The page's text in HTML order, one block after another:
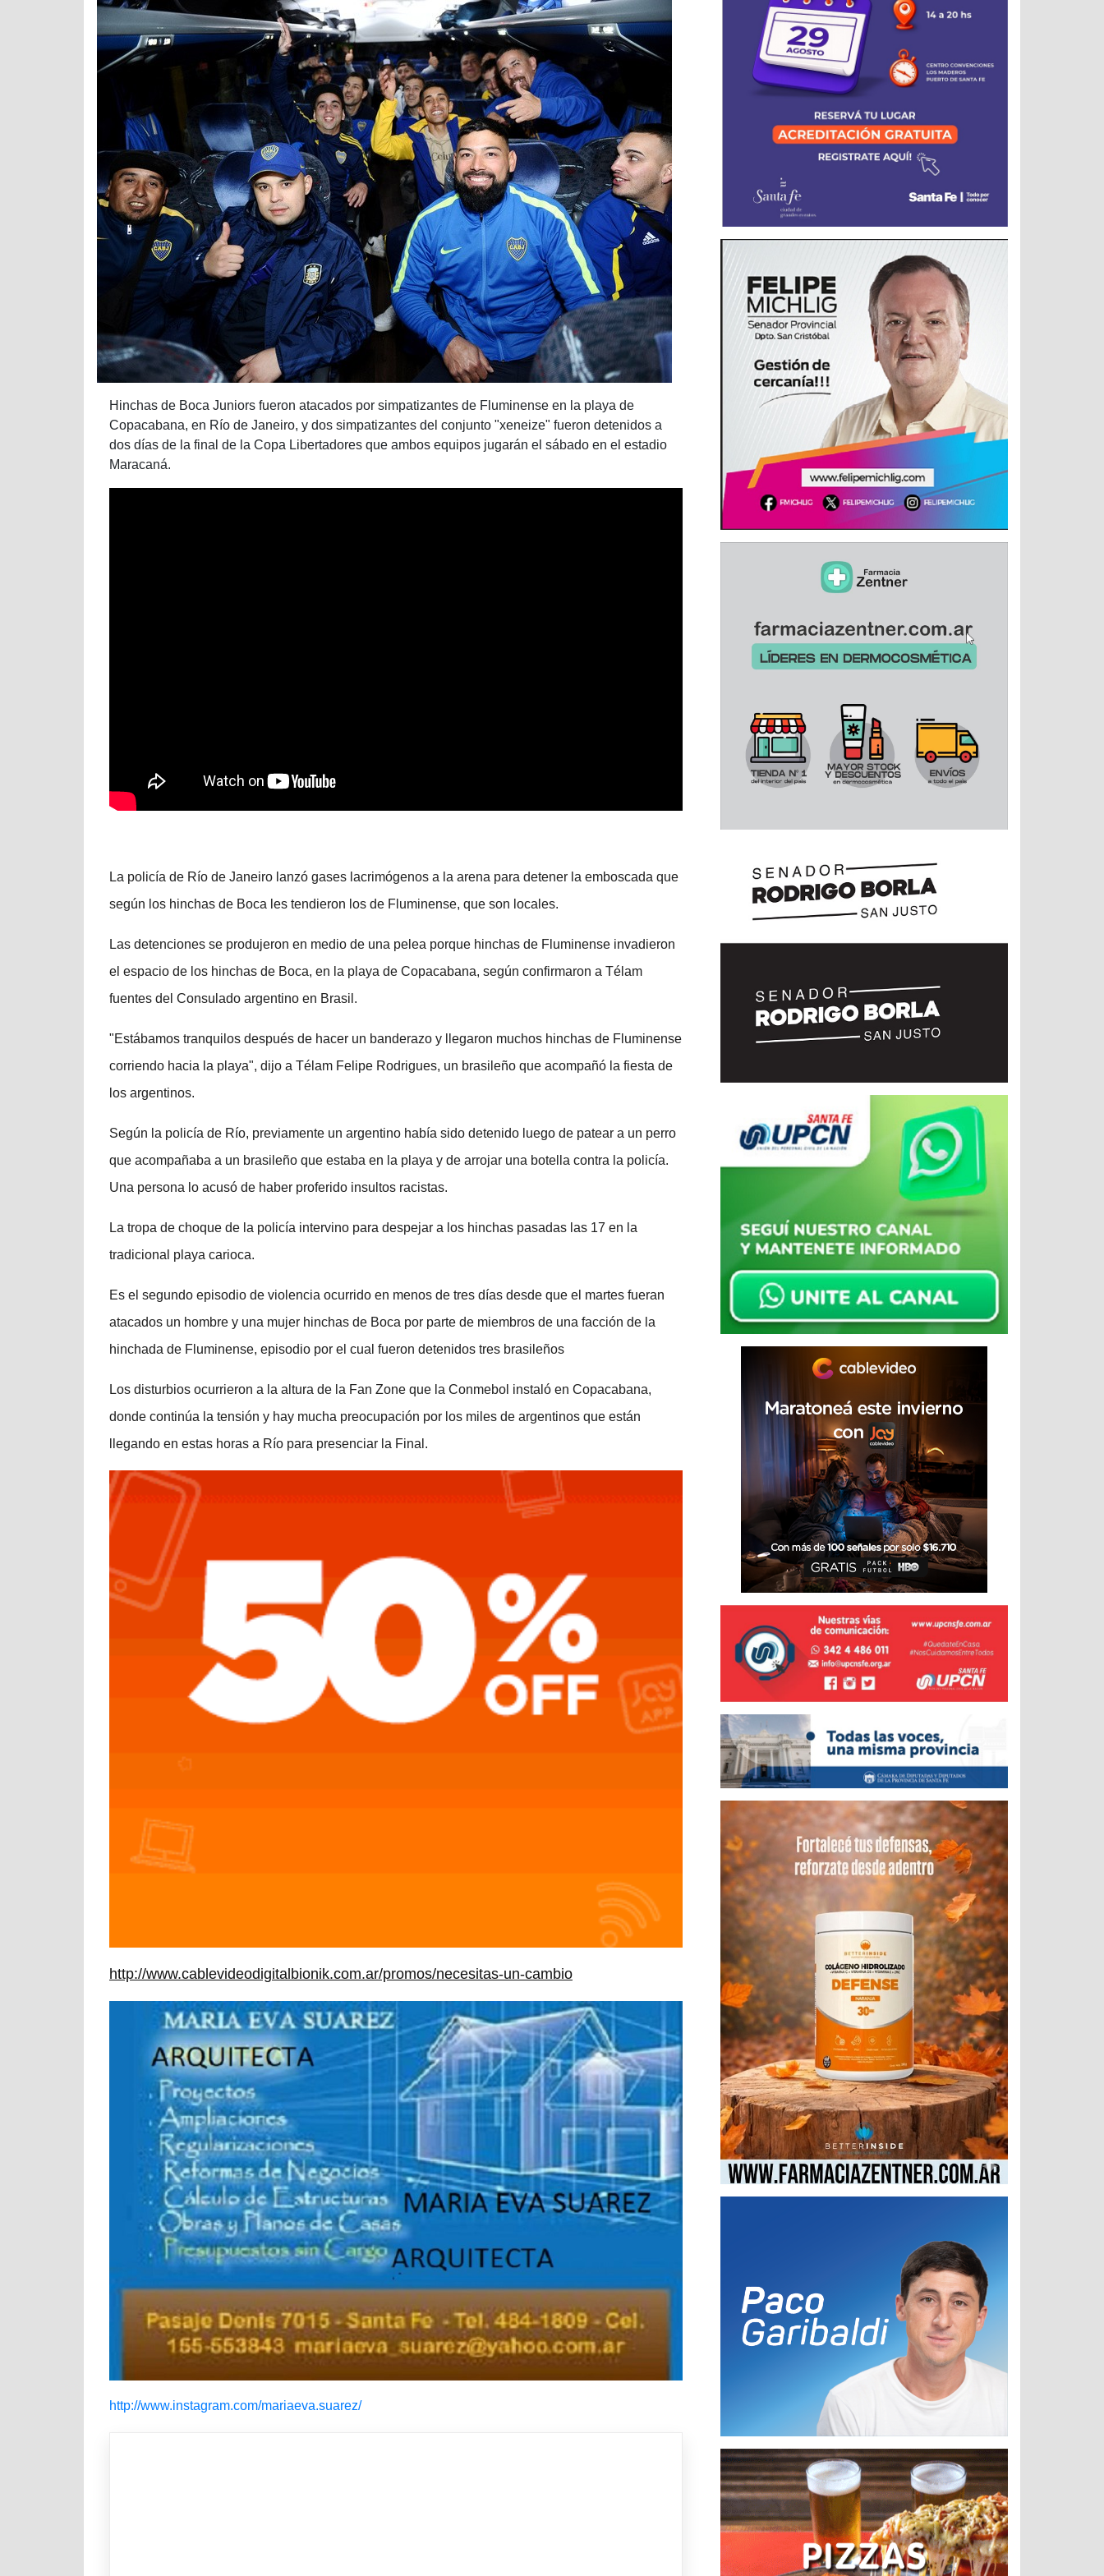
Hinchas de Boca Juniors fueron atacados por simpatizantes de Fluminense en la playa de
Copacabana, en Río de Janeiro, y dos simpatizantes del conjunto "xeneize" fueron detenidos a
dos días de la final de la Copa Libertadores que ambos equipos jugarán el sábado en el estadio
Maracaná.
La policía de Río de Janeiro lanzó gases lacrimógenos a la arena para detener la emboscada que
según los hinchas de Boca les tendieron los de Fluminense, que son locales.
Las detenciones se produjeron en medio de una pelea porque hinchas de Fluminense invadieron
el espacio de los hinchas de Boca, en la playa de Copacabana, según confirmaron a Télam
fuentes del Consulado argentino en Brasil.
"Estábamos tranquilos después de hacer un banderazo y llegaron muchos hinchas de Fluminense
corriendo hacia la playa", dijo a Télam Felipe Rodrigues, un brasileño que acompañó la fiesta de
los argentinos.
Según la policía de Río, previamente un argentino había sido detenido luego de patear a un perro
que acompañaba a un brasileño que estaba en la playa y de arrojar una botella contra la policía.
Una persona lo acusó de haber proferido insultos racistas.
La tropa de choque de la policía intervino para despejar a los hinchas pasadas las 17 en la
tradicional playa carioca.
Es el segundo episodio de violencia ocurrido en menos de tres días desde que el martes fueran
atacados un hombre y una mujer hinchas de Boca por parte de miembros de una facción de la
hinchada de Fluminense, episodio por el cual fueron detenidos tres brasileños
Los disturbios ocurrieron a la altura de la Fan Zone que la Conmebol instaló en Copacabana,
donde continúa la tensión y hay mucha preocupación por los miles de argentinos que están
llegando en estas horas a Río para presenciar la Final.
http://www.cablevideodigitalbionik.com.ar/promos/necesitas-un-cambio
http://www.instagram.com/mariaeva.suarez/